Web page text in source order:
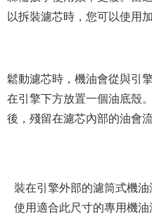
以拆裝濾芯時，您可以使用
鬆動濾芯時，機油會從與引
在引擎下方放置一個油底殼
後，殘留在濾芯內部的油會流
裝在引擎外部的濾筒式機
使用適合此尺寸的專用機